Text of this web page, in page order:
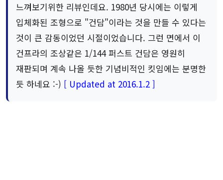
느껴보기위한 리뷰인데요. 1980년 당시에는 이렇게
입체화된 조형으로 "건담"이라는 것을 만들 수 있다는
것이 큰 감동이었던 시절이었습니다. 그런 면에서 이
건프라의 조상같은 1/144 퍼스트 건담은 영원히
재판되며 계속 나올 듯한 기념비적인 킷임에는 분명한
듯 하네요 :-) [ Updated at 2016.1.2 ]